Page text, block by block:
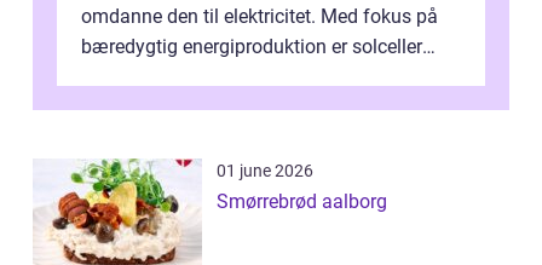
omdanne den til elektricitet. Med fokus på
bæredygtig energiproduktion er solceller
01 june 2026
Smørrebrød aalborg